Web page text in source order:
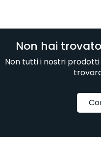
Non hai
Non tutti i nostri prodotti